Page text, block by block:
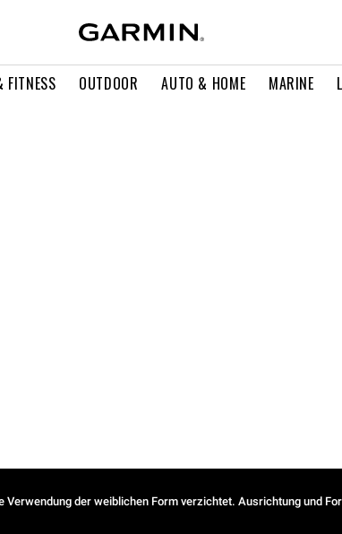
FITNESS OUTDOOR AUTO & HOME MARINE
der weiblichen Form verzichtet. Ausrichtung und